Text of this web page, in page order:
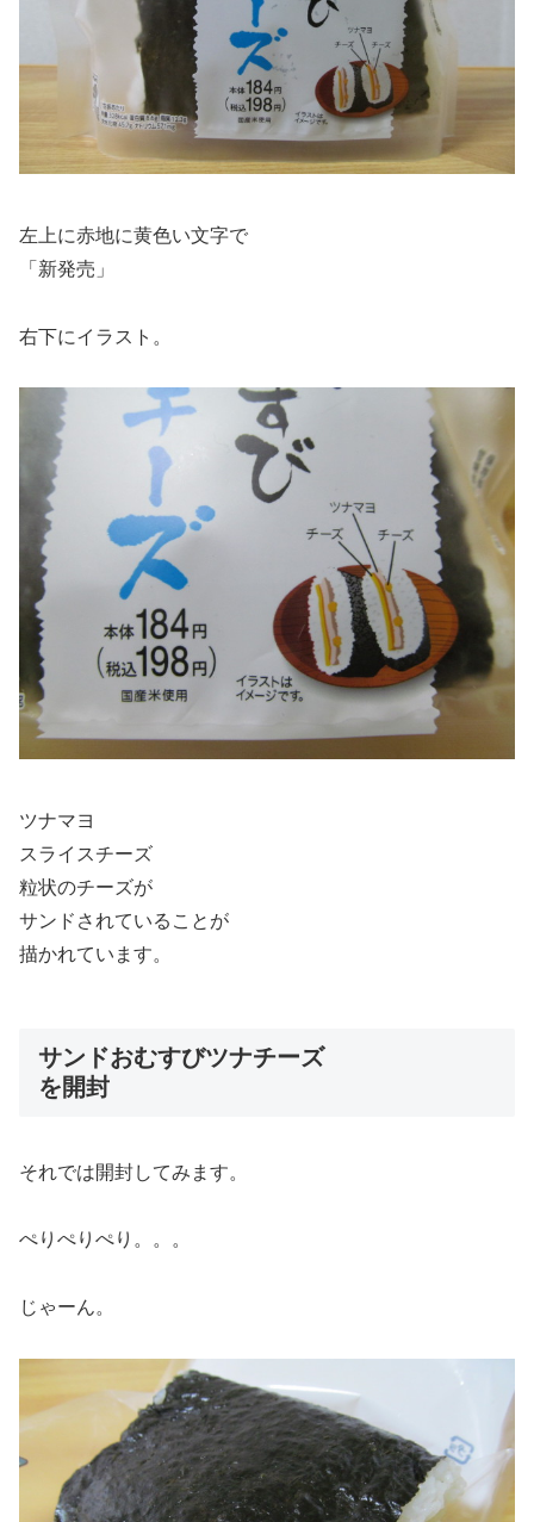
左上に赤地に黄色い文字で
「新発売」
右下にイラスト。
ツナマヨ
スライスチーズ
粒状のチーズが
サンドされていることが
描かれています。
サンドおむすびツナチーズ
を開封
それでは開封してみます。
ぺりぺりぺり。。。
じゃーん。